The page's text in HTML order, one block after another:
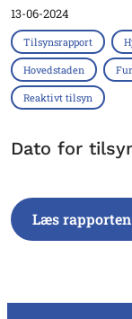
13-06-2024
Tilsynsrapport
Hovedstaden
Reaktivt tilsyn
Dato for
Læs rapporten